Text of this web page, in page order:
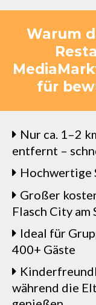
Warum
für
Nur ca. 1–2
entfernt –
Hochwertige
Großer
Flasch City am
Ideal für
400+ Gäste
während die